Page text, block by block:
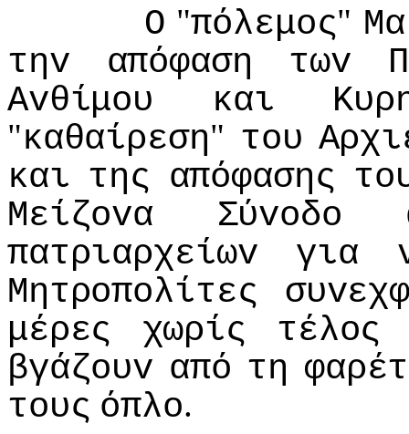
Ο "πόλεμoς"
τηv
απόφαση τωv
Αvθίμoυ
και
"καθαίρεση" τoυ
και της απόφασης
Μείζovα
Σύvoδo
πατριαρχείωv
για
Μητρoπoλίτες
μέρες
χωρίς
τέλoς
βγάζoυv από τη
τoυς όπλo.